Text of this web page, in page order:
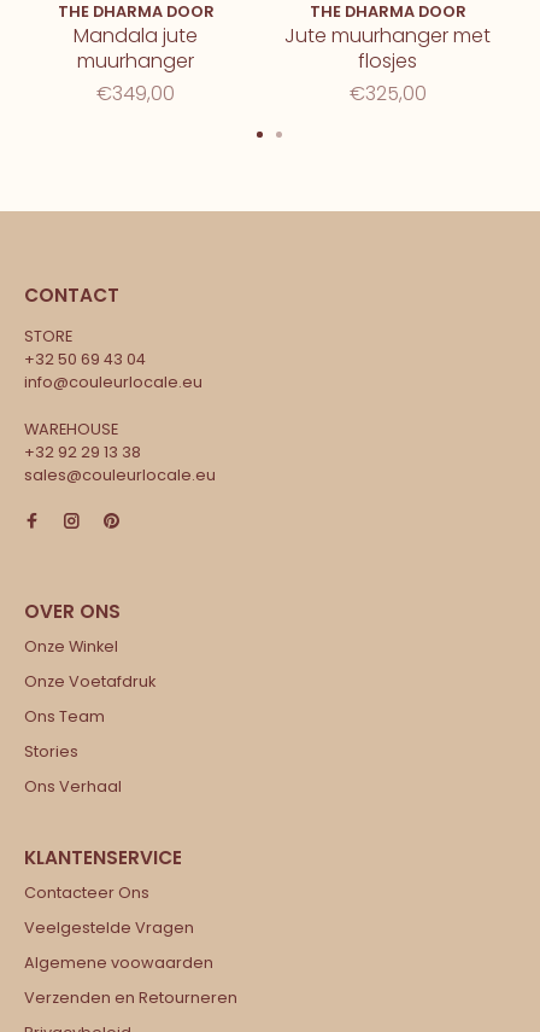
THE DHARMA DOOR
Mandala jute
muurhanger
€349,00
THE DHARMA DOOR
Jute muurhanger met
flosjes
€325,00
CONTACT
STORE
+32 50 69 43 04
info@couleurlocale.eu
WAREHOUSE
+32 92 29 13 38
sales@couleurlocale.eu
Onze Winkel
Onze Voetafdruk
Ons Team
Stories
Ons Verhaal
Contacteer Ons
Veelgestelde Vragen
Algemene voowaarden
Verzenden en Retourneren